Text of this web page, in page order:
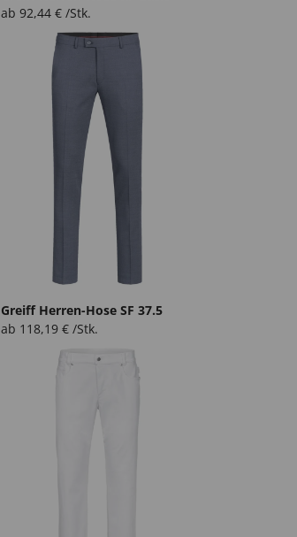
ab 92,44 € /Stk.
Greiff Herren-Hose SF 37.5
ab 118,19 € /Stk.